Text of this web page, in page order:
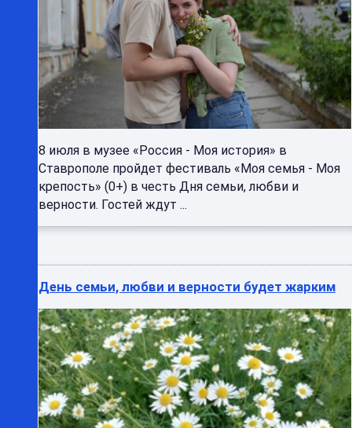
Ставрополе пройдет фестиваль «Моя семья - Моя
крепость» (0+) в честь Дня семьи, любви и
верности. Гостей ждут ...